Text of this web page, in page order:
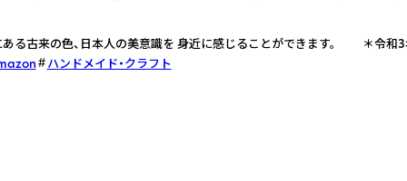
ある古来の色、日本人の美意識を 身近に感じることができます。 ＊令和
ハンドメイド・クラフト